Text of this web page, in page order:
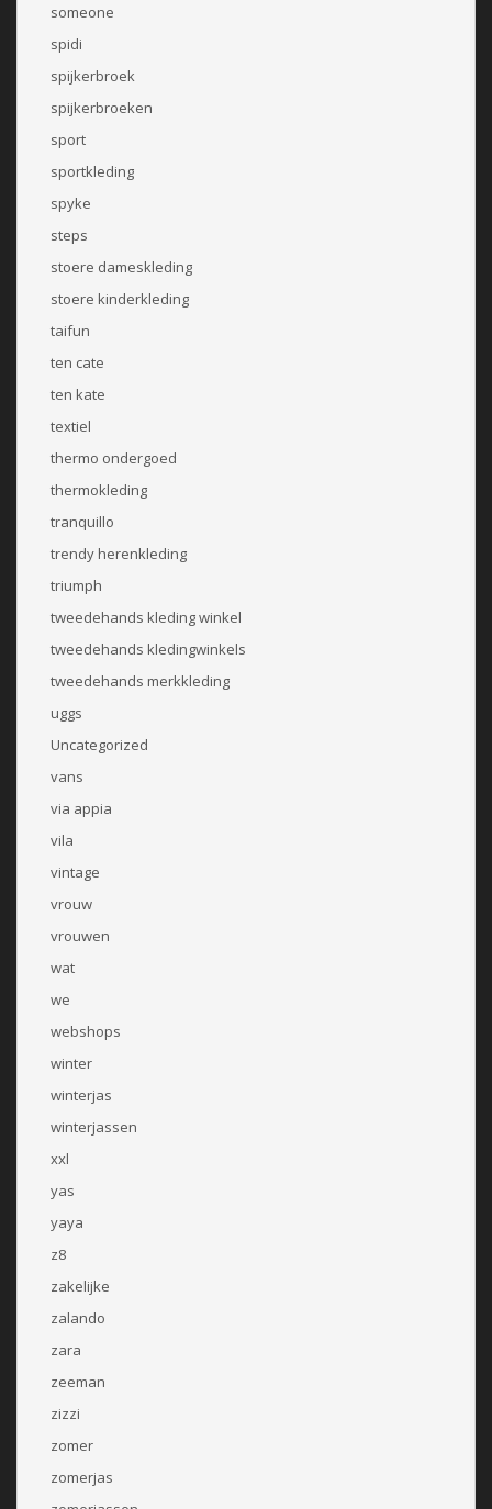
someone
spidi
spijkerbroek
spijkerbroeken
sport
sportkleding
spyke
steps
stoere dameskleding
stoere kinderkleding
taifun
ten cate
ten kate
textiel
thermo ondergoed
thermokleding
tranquillo
trendy herenkleding
triumph
tweedehands kleding winkel
tweedehands kledingwinkels
tweedehands merkkleding
uggs
Uncategorized
vans
via appia
vila
vintage
vrouw
vrouwen
wat
we
webshops
winter
winterjas
winterjassen
xxl
yas
yaya
z8
zakelijke
zalando
zara
zeeman
zizzi
zomer
zomerjas